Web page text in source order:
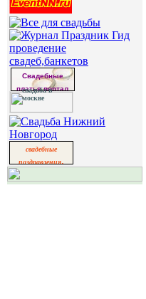
проведение
свадеб,банкетов
Свадебные
платья портал
свадьба в
москве
свадебные
поздравления,